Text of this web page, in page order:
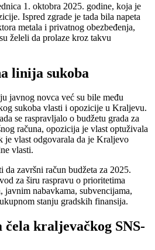
1. oktobra 2025. godine, koja je
Ispred zgrade je tada bila napeta
metala i privatnog obezbeđenja,
želeli da prolaze kroz takvu
linija sukoba
javnog novca već su bile među
sukoba vlasti i opozicije u Kraljevu.
se raspravljalo o budžetu grada za
računa, opozicija je vlast optuživala
je vlast odgovarala da je Kraljevo
vlasti.
da završni račun budžeta za 2025.
za širu raspravu o prioritetima
javnim nabavkama, subvencijama,
stanju gradskih finansija.
čela kraljevačkog SNS-